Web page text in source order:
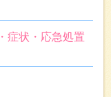
症状・応急処置